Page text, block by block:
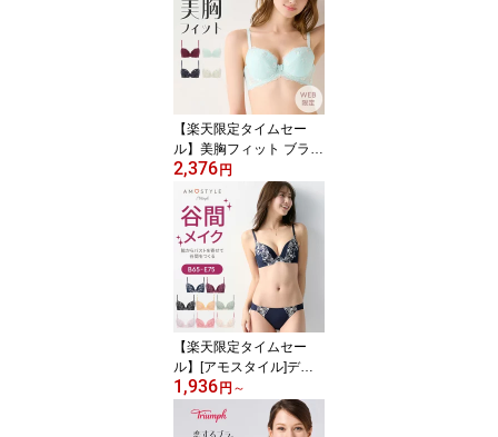
MST1150 WHU2 + Hikini
JX 下着 レース 谷間 美胸
盛り 盛れる ブラ ショー
ツ 上下セット
【楽天限定タイムセー
ル】美胸フィット ブラジ
ャー アザレア TRAC001
WHU下着 レース 花柄 大
きいサイズ ラージサイズ
トリンプ トリンプブラジ
ャー
2,376円
【楽天限定タイムセー
ル】[アモスタイル]デイ
リーAMOSTYLE 寄せブ
ラ ブラ＆ショーツセット
クラシックフラワー【B,
1,936円 ～